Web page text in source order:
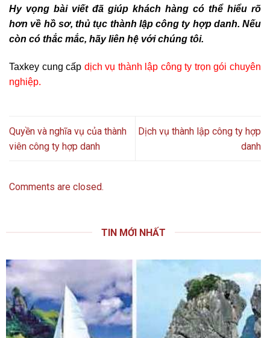
Hy vọng bài viết đã giúp khách hàng có thể hiểu rõ
hơn về hồ sơ, thủ tục thành lập công ty hợp danh. Nếu
còn có thắc mắc, hãy liên hệ với chúng tôi.
Taxkey cung cấp dịch vụ thành lập công ty trọn gói chuyên
nghiệp.
Quyền và nghĩa vụ của thành
viên công ty hợp danh
Dịch vụ thành lập công ty hợp
danh
Comments are closed.
TIN MỚI NHẤT